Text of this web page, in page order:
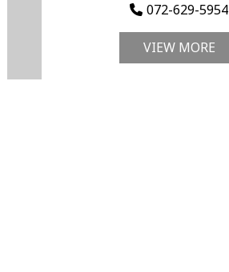
072-629-5954
VIEW MORE